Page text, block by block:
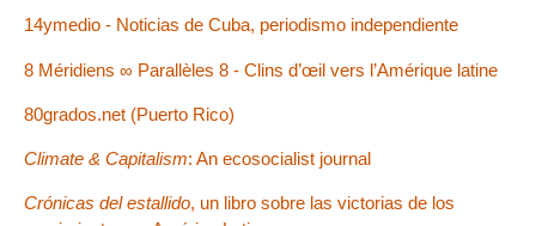
14ymedio - Noticias de Cuba, periodismo independiente
8 Méridiens ∞ Parallèles 8 - Clins d’œil vers l’Amérique latine
80grados.net (Puerto Rico)
Climate & Capitalism: An ecosocialist journal
Crónicas del estallido, un libro sobre las victorias de los